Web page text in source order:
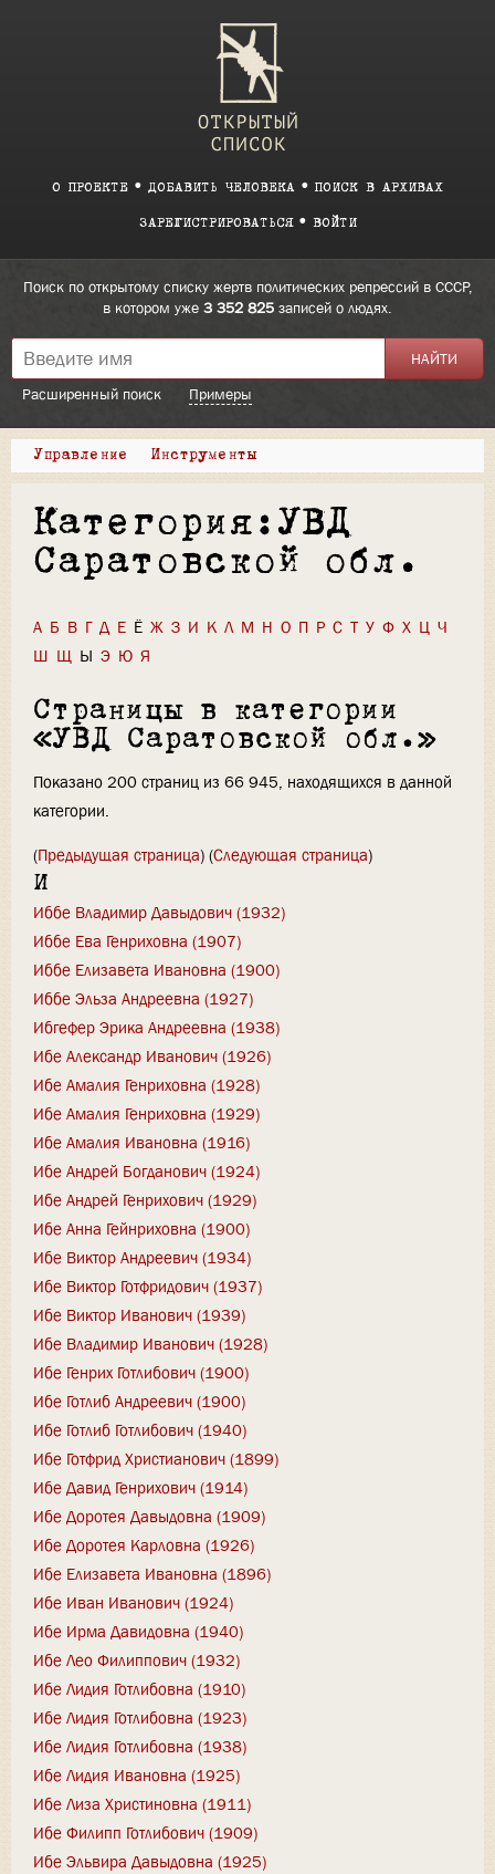
О ПРОЕКТЕ ДОБАВИТЬ ЧЕЛОВЕКА ПОИСК В АРХИВАХ
ЗАРЕГИСТРИРОВАТЬСЯ ВОЙТИ
Поиск по открытому списку жертв политических репрессий в СССР,
в котором уже 3 352 825 записей о людях.
Расширенный поиск Примеры
Управление Инструменты
Категория:УВД
Саратовской обл.
А Б В Г Д Е Ё Ж З И К Л М Н О П Р С Т У Ф Х Ц Ч
Ш Щ Ы Э Ю Я
Страницы в категории
«УВД Саратовской обл.»
Показано 200 страниц из 66 945, находящихся в данной
категории.
(Предыдущая страница) (Следующая страница)
И
Иббе Владимир Давыдович (1932)
Иббе Ева Генриховна (1907)
Иббе Елизавета Ивановна (1900)
Иббе Эльза Андреевна (1927)
Ибгефер Эрика Андреевна (1938)
Ибе Александр Иванович (1926)
Ибе Амалия Генриховна (1928)
Ибе Амалия Генриховна (1929)
Ибе Амалия Ивановна (1916)
Ибе Андрей Богданович (1924)
Ибе Андрей Генрихович (1929)
Ибе Анна Гейнриховна (1900)
Ибе Виктор Андреевич (1934)
Ибе Виктор Готфридович (1937)
Ибе Виктор Иванович (1939)
Ибе Владимир Иванович (1928)
Ибе Генрих Готлибович (1900)
Ибе Готлиб Андреевич (1900)
Ибе Готлиб Готлибович (1940)
Ибе Готфрид Христианович (1899)
Ибе Давид Генрихович (1914)
Ибе Доротея Давыдовна (1909)
Ибе Доротея Карловна (1926)
Ибе Елизавета Ивановна (1896)
Ибе Иван Иванович (1924)
Ибе Ирма Давидовна (1940)
Ибе Лео Филиппович (1932)
Ибе Лидия Готлибовна (1910)
Ибе Лидия Готлибовна (1923)
Ибе Лидия Готлибовна (1938)
Ибе Лидия Ивановна (1925)
Ибе Лиза Христиновна (1911)
Ибе Филипп Готлибович (1909)
Ибе Эльвира Давыдовна (1925)